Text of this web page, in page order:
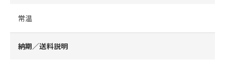
常温
納期／送料説明